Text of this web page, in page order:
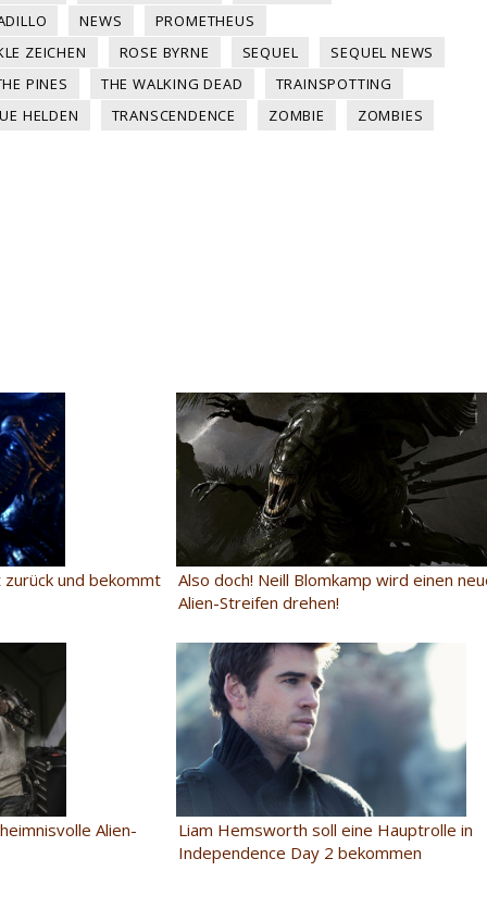
NEWS
PROMETHEUS
ZEICHEN
ROSE BYRNE SEQUEL
SEQUEL NEWS
PINES
THE WALKING DEAD
TRAINSPOTTING
HELDEN
TRANSCENDENCE ZOMBIE ZOMBIES
und bekommt
Also doch! Neill Blomkamp wird einen
Alien-Streifen drehen!
Alien-
Liam Hemsworth soll eine Hauptrolle in
Independence Day 2 bekommen